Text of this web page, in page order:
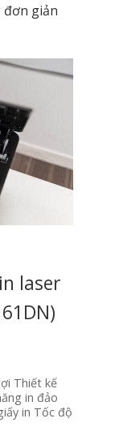
đơn giản
laser
Thiết kế
in đảo
in Tốc độ